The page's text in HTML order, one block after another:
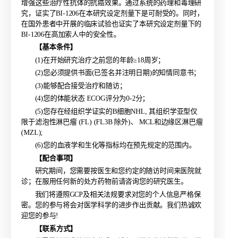
增强这些治疗性抗体的抗癌效果。通过系统的药理和毒理研
究，证实了BI-1206在本研究设定剂量下是可耐受的。同时，
在国外患者中开展的临床试验也证实了本研究设定剂量下的
BI-1206在高加索人中的安全性。
【基本条件】
(1)在开始研究治疗之前您的年龄≥18周岁；
(2)您必须提供书面(已签名并注明日期)的知情同意书；
(3)能够配合接受治疗和随访；
(4)您的体能状态 ECOG评分为0-2分；
(5)您存在经组织学证实的B细胞NHL, 其组织学亚型仅
限于滤泡性淋巴瘤 (FL) (FL3B 除外)、 MCL和边缘区淋巴瘤
(MZL);
(6)您的血液学和生化等指标均在预先规定的范围内。
【配合事项】
研究期间，您需要按医生和您约定的随访时间来医院就
诊；在服用任何新的处方药物前请咨询您的研究医生。
我们将遵照GCP及相关法规要求对您的个人信息严格保
密。您的参与将会对医学科学的进步作出贡献。我们热诚欢
迎您的参与!
【联系方式】